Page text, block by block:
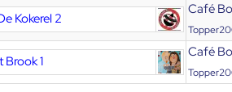
Kokerel 2
Café
Brook 1
Café